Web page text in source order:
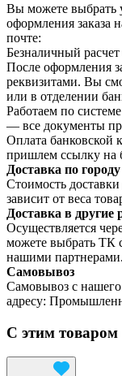
Вы можете выбрать
оформления заказа
почте:
Безналичный расчет
После оформления
реквизитами. Вы
или в отделении
Работаем по
— все документы
Оплата банковской
пришлем ссылку на
Доставка по городу
Стоимость
зависит от веса
Доставка в другие
Осуществляется
можете выбрать ТК
нашими партнерами.
Самовывоз
Самовывоз с
адресу:
С этим